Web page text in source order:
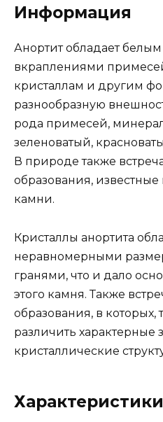
Информация
Анортит обладает
вкраплениями
кристаллам и другим
разнообразную
рода примесей,
зеленоватый,
В природе также
образования,
камни.
Кристаллы анортита
неравномерными
гранями, что и дало
этого камня. Также
образования, в
различить характерные
кристаллические
Характеристики